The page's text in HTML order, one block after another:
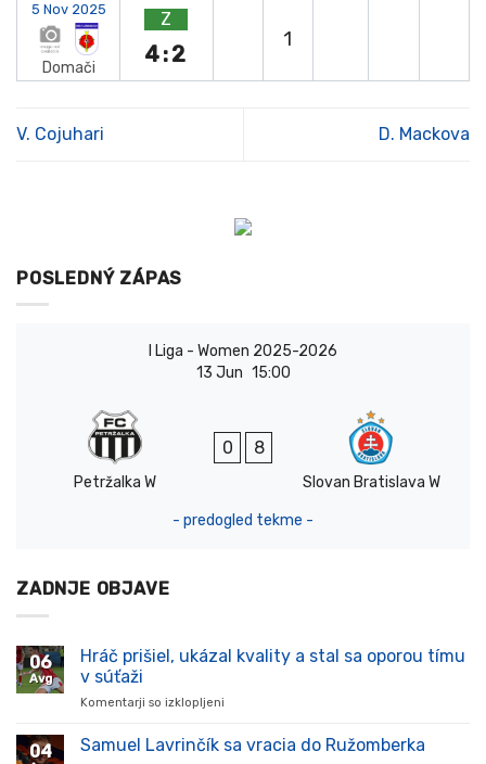
5 Nov 2025
Domači
Z
4:2
1
V. Cojuhari D. Mackova
POSLEDNÝ ZÁPAS
I Liga - Women 2025-2026
13 Jun 15:00
Petržalka W
0 8
Slovan Bratislava W
- predogled tekme -
ZADNJE OBJAVE
06
Avg
Hráč prišiel, ukázal kvality a stal sa oporou tímu
v súťaži
Komentarji so izklopljeni
prišiel,
04 Samuel Lavrinčík sa vracia do Ružomberka